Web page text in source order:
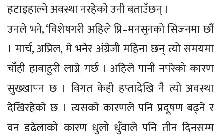
हटाइहाल्ने अवस्था नरहेको उनी बताउँछन् ।
उनले भने, ‘विशेषगरी अहिले प्रि–मनसुनको सिजनमा छौं
। मार्च, अप्रिल, मे भनेर अंग्रेजी महिना छन् त्यो समयमा
चाँही हावाहुरी लाग्ने गर्छ । अहिले पानी नपरेको कारण
सुख्खापन छ । विगत केही हप्तादेखि नै त्यो अवस्था
देखिरहेको छ । त्यसको कारणले पनि प्रदूषण बढ्ने र
वन डढेलाको कारण धुलो धुँवाले पनि तीन दिनसम्म